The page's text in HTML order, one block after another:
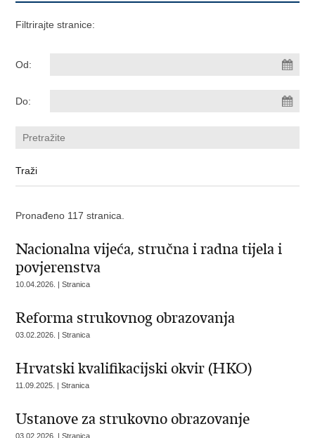
Filtrirajte stranice:
Od:
Do:
Pronađeno 117 stranica.
Nacionalna vijeća, stručna i radna tijela i
povjerenstva
10.04.2026. | Stranica
Reforma strukovnog obrazovanja
03.02.2026. | Stranica
Hrvatski kvalifikacijski okvir (HKO)
11.09.2025. | Stranica
Ustanove za strukovno obrazovanje
03.02.2026. | Stranica